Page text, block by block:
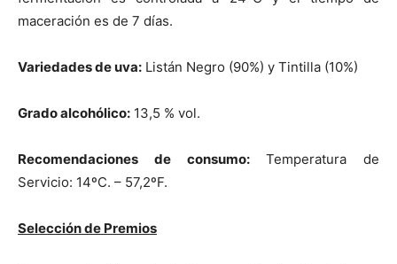
maceración es de 7 días.
Variedades de uva: Listán Negro (90%) y Tintilla (10%)
Grado alcohólico: 13,5 % vol.
Recomendaciones de consumo: Temperatura de
Servicio: 14ºC. – 57,2ºF.
Selección de Premios